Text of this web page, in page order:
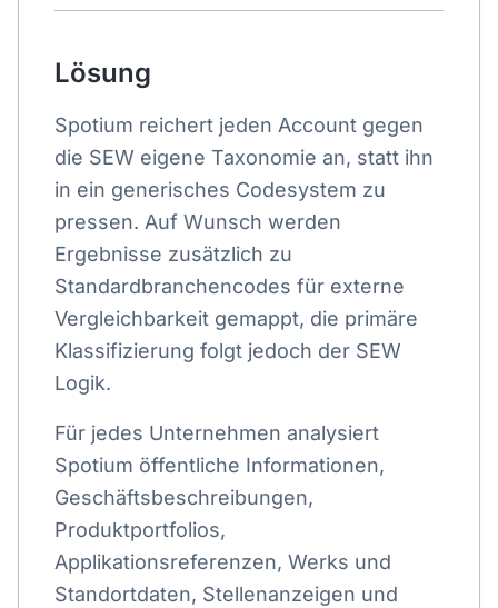
Lösung
Spotium reichert jeden Account gegen
die SEW eigene Taxonomie an, statt ihn
in ein generisches Codesystem zu
pressen. Auf Wunsch werden
Ergebnisse zusätzlich zu
Standardbranchencodes für externe
Vergleichbarkeit gemappt, die primäre
Klassifizierung folgt jedoch der SEW
Logik.
Für jedes Unternehmen analysiert
Spotium öffentliche Informationen,
Geschäftsbeschreibungen,
Produktportfolios,
Applikationsreferenzen, Werks und
Standortdaten, Stellenanzeigen und